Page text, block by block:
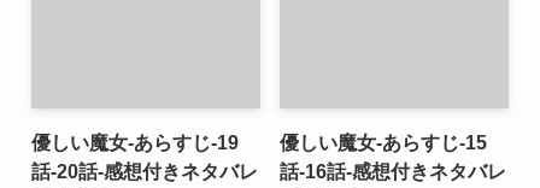
優しい魔女-あらすじ-19
話-20話-感想付きネタバレ
優しい魔女-あらすじ-15
話-16話-感想付きネタバレ